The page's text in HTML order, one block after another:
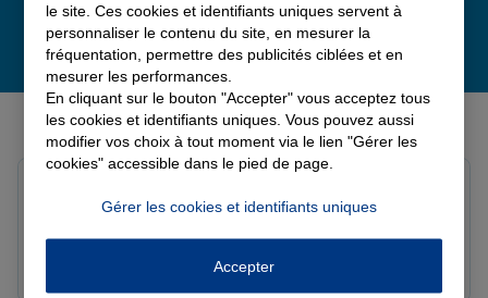
Derniers avis de nos agences Allianz
Note de 5 sur 5
le site. Ces cookies et identifiants uniques servent à
personnaliser le contenu du site, en mesurer la
fréquentation, permettre des publicités ciblées et en
mesurer les performances.
En cliquant sur le bouton "Accepter" vous acceptez tous
les cookies et identifiants uniques. Vous pouvez aussi
modifier vos choix à tout moment via le lien "Gérer les
cookies" accessible dans le pied de page.
Gérer les cookies et identifiants uniques
Accepter